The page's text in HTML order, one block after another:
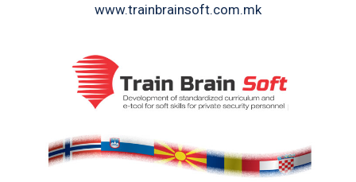
www.trainbrainsoft.com.mk